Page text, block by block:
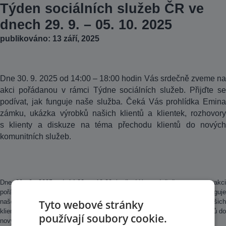
Týden sociálních služeb ČR ve
dnech 29. 9. – 05. 10. 2025
publikováno: 13 září, 2025
Dne 30. 9. 2025 od 14:00 – 18:00 hodin Vás srdečně zveme na
akci pořádanou v rámci Týdne sociálních služeb. Přijďte se
podívat, jak funguje naše služba. Čeká Vás prohlídka Emina
zámku, ukázka výrobků našich klientů a klientek, rozhovory
s klienty a diskuze na téma přechodu klientů do nových
komunitních služeb.
Dne 30. 9. 2025 od 14:00 – 18:00 hodin Vás srdečně zveme na akci
pořádanou v rámci Týdne sociálních služeb. Přijďte se podívat, jak funguje
naše služba. Čeká Vás prohlídka Emina zámku, ukázka výrobků našich
klientů a klientek, rozhovory s klienty a diskuze na téma přechodu klientů do
nových komunitních služeb.
Tyto webové stránky
používají soubory cookie.